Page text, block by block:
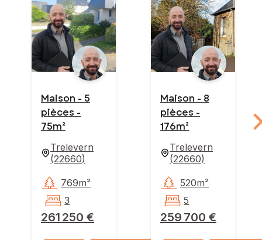
Maison - 5
pièces -
75m²
Trelevern
(22660)
261 250 €
769m²
3
Maison - 8
pièces -
176m²
Trelevern
(22660)
259 700 €
520m²
5